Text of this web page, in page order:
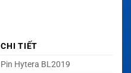
CHI TIẾT
Pin Hytera BL2019